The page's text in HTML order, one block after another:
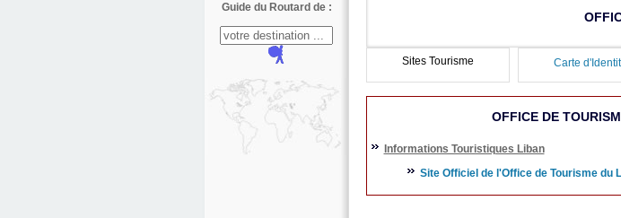
Guide du Routard de :
Sites Tourisme Carte
OFFICE DE
Informations Touristiques Liban
Site Officiel de l'Office de Tourisme du